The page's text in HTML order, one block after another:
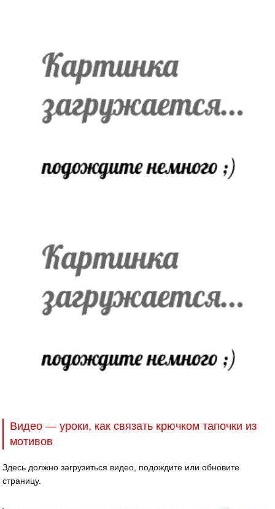
Видео — уроки, как связать крючком тапочки из
мотивов
Здесь должно загрузиться видео, подождите или обновите
страницу.